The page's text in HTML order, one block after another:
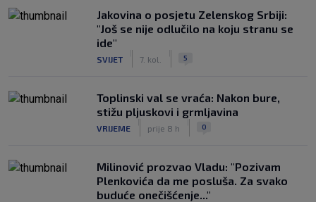
Jakovina o posjetu Zelenskog Srbiji:
"Još se nije odlučilo na koju stranu se
ide"
SVIJET 7. kol. 5
Toplinski val se vraća: Nakon bure,
stižu pljuskovi i grmljavina
VRIJEME prije 8 h 0
Milinović prozvao Vladu: "Pozivam
Plenkovića da me posluša. Za svako
buduće onečišćenje..."